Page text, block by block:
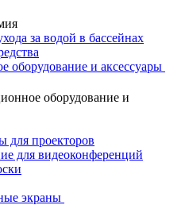
за водой в бассейнах
оборудование и аксессуары
оборудование и
для проекторов
для видеоконференций
экраны